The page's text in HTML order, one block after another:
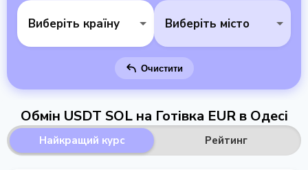
Виберіть країну Виберіть місто
Очистити
Обмін USDT SOL на Готівка EUR в Одесі
Найкращий курс Рейтинг